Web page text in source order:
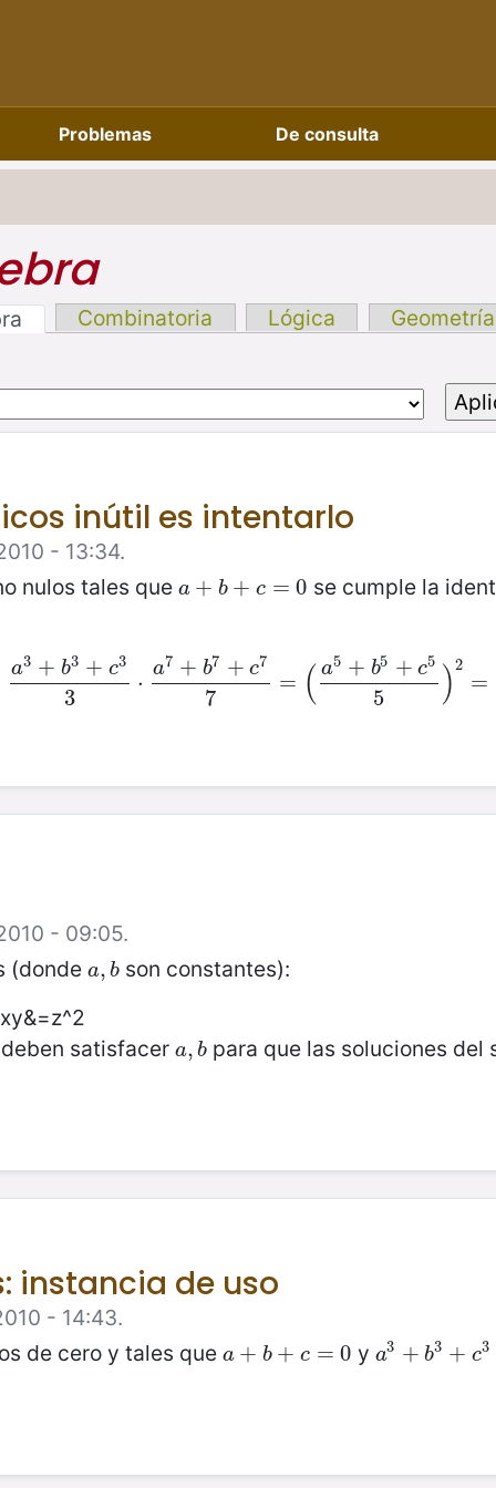
Problemas De consulta
Combinatoria Lógica Geometría
inútil es intentarlo
- 13:34.
nulos tales que a + b + c = 0
a+b + c=0 se cumple la
a3 + b3 + c3
3
⋅
a7 + b7 + c7
7
= ( a5 + b5 + c5
5 )2
=
a3+b3+c 3 3⋅a7+b7+c77 =( a 5+b5+c55)2 =
- 09:05.
(donde a, b
a,b son constantes):
satisfacer a, b
a,b para que las soluciones del
instancia de uso
- 14:43.
de cero y tales que a + b + c = 0
a+b + c=0 y a3 + b3 + c3
a3 +b3+c 3=